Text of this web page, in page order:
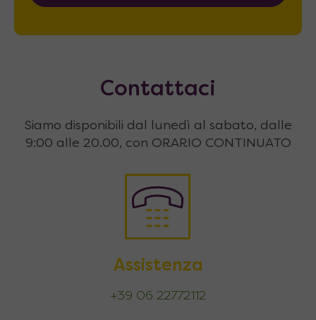
Contattaci
Siamo disponibili dal lunedì al sabato, dalle
9:00 alle 20.00, con ORARIO CONTINUATO
Assistenza
+39 06 22772112